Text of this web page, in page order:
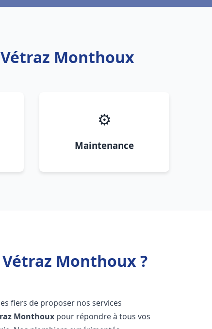
Monthoux
⚙️
Maintenance
Monthoux ?
fiers de proposer nos services
Monthoux pour répondre à tous vos